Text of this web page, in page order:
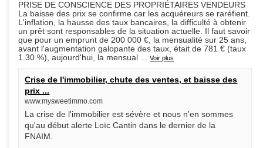
PRISE DE CONSCIENCE DES PROPRIÉTAIRES VENDEURS
La baisse des prix se confirme car les acquéreurs se raréfient.
L'inflation, la hausse des taux bancaires, la difficulté à obtenir
un prêt sont responsables de la situation actuelle. Il faut savoir
que pour un emprunt de 200 000 €, la mensualité sur 25 ans,
avant l'augmentation galopante des taux, était de 781 € (taux
1.30 %), aujourd'hui, la mensual ...Voir plus
Crise de l'immobilier, chute des ventes, et baisse des
prix ...
www.mysweetimmo.com
La crise de l'immobilier est sévère et nous n'en sommes
qu'au début alerte Loïc Cantin dans le dernier de la
FNAIM.